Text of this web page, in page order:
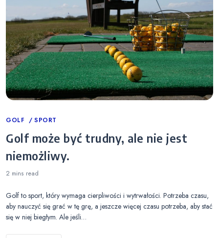
Categories
GOLF SPORT
Golf może być trudny, ale nie jest
niemożliwy.
2 mins read
Golf to sport, który wymaga cierpliwości i wytrwałości. Potrzeba czasu,
aby nauczyć się grać w tę grę, a jeszcze więcej czasu potrzeba, aby stać
się w niej biegłym. Ale jeśli…